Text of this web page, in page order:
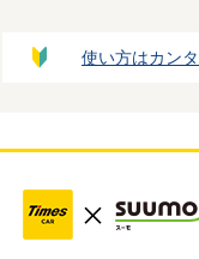
使い方はカン